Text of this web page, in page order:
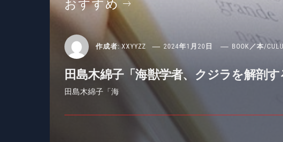
おすすめ
作成者:XXYYZZ 2024年1月20日 BOOK／本/
田島木綿子「海獣学者、クジラを解剖
田島木綿子「海